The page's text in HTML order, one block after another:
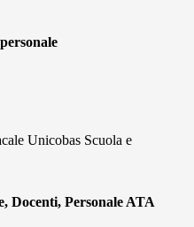
Unicobas Scuola e
Docenti, Personale ATA